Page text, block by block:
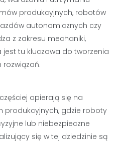
produkcyjnych, robotów
autonomicznych czy
z zakresu mechaniki,
tu kluczowa do tworzenia
opierają się na
produkcyjnych, gdzie roboty
lub niebezpieczne
się w tej dziedzinie są